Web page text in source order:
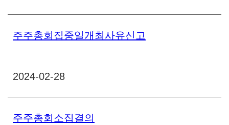
주주총회집중일개최사유신고
2024-02-28
주주총회소집결의